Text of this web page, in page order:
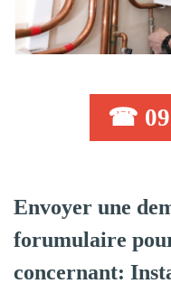
☎ 09
Envoyer une
forumulaire
concernant: